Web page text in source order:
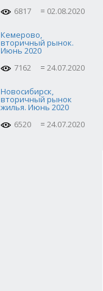
6817
02.08.2020
Кемерово,
вторичный рынок.
Июнь 2020
7162
24.07.2020
Новосибирск,
вторичный рынок
жилья. Июнь 2020
6520
24.07.2020